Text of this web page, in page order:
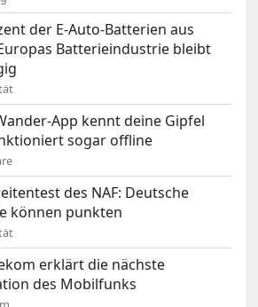
der E-Auto-Batterien aus
Batterieindustrie bleibt
App kennt deine Gipfel
sogar offline
des NAF: Deutsche
können punkten
erklärt die nächste
des Mobilfunks